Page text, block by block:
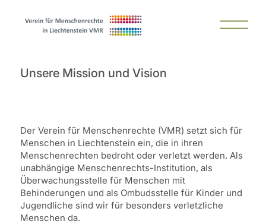
Unsere Mission und Vision
Der Verein für Menschenrechte (VMR) setzt sich für
Menschen in Liechtenstein ein, die in ihren
Menschenrechten bedroht oder verletzt werden. Als
unabhängige Menschenrechts-Institution, als
Überwachungsstelle für Menschen mit
Behinderungen und als Ombudsstelle für Kinder und
Jugendliche sind wir für besonders verletzliche
Menschen da.